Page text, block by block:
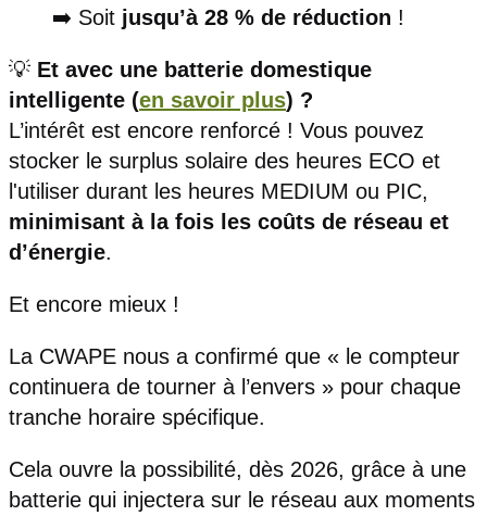
➡️ Soit jusqu’à 28 % de réduction !
💡 Et avec une batterie domestique
intelligente (en savoir plus) ?
L’intérêt est encore renforcé ! Vous pouvez
stocker le surplus solaire des heures ECO et
l'utiliser durant les heures MEDIUM ou PIC,
minimisant à la fois les coûts de réseau et
d’énergie.
Et encore mieux !
La CWAPE nous a confirmé que « le compteur
continuera de tourner à l’envers » pour chaque
tranche horaire spécifique.
Cela ouvre la possibilité, dès 2026, grâce à une
batterie qui injectera sur le réseau aux moments